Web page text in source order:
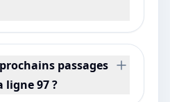
passages
ligne 97 ?